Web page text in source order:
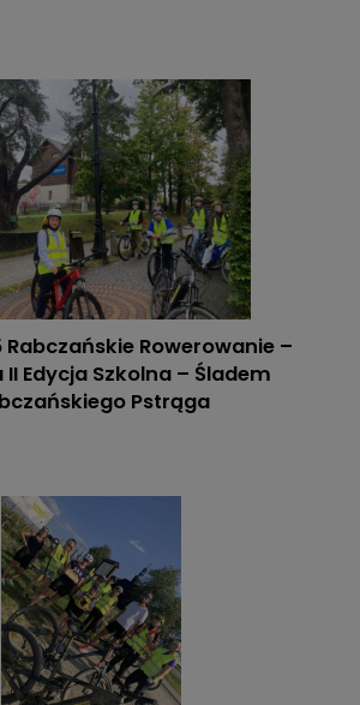
Rowerowanie –
Edycja Szkolna – Śladem
Pstrąga